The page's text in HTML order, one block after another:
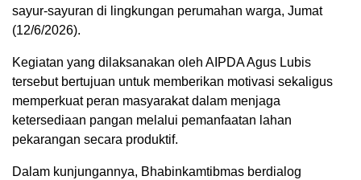
sayur-sayuran di lingkungan perumahan warga, Jumat
(12/6/2026).
Kegiatan yang dilaksanakan oleh AIPDA Agus Lubis
tersebut bertujuan untuk memberikan motivasi sekaligus
memperkuat peran masyarakat dalam menjaga
ketersediaan pangan melalui pemanfaatan lahan
pekarangan secara produktif.
Dalam kunjungannya, Bhabinkamtibmas berdialog